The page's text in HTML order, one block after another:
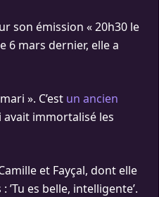
son émission « 20h30 le
6 mars dernier, elle a
». C’est un ancien
avait immortalisé les
et Fayçal, dont elle
es belle, intelligente’.